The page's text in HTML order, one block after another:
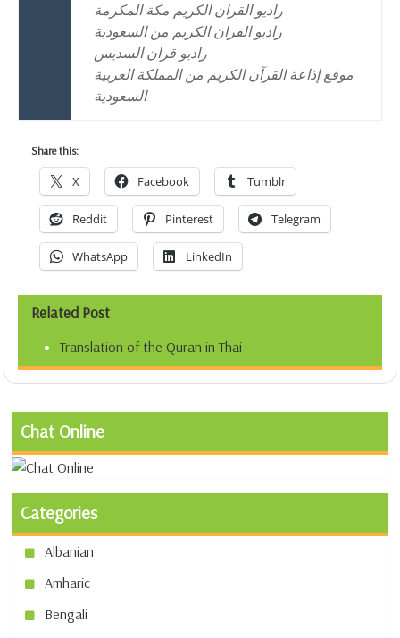
راديو القران الكريم مكة المكرمة
راديو القران الكريم من السعودية
راديو قران السديس
موقع إذاعة القرآن الكريم من المملكة العربية
السعودية
Share this:
X Facebook Tumblr
Reddit Pinterest Telegram
WhatsApp LinkedIn
Related Post
Translation of the Quran in Thai
Chat Online
Categories
Albanian
Amharic
Bengali